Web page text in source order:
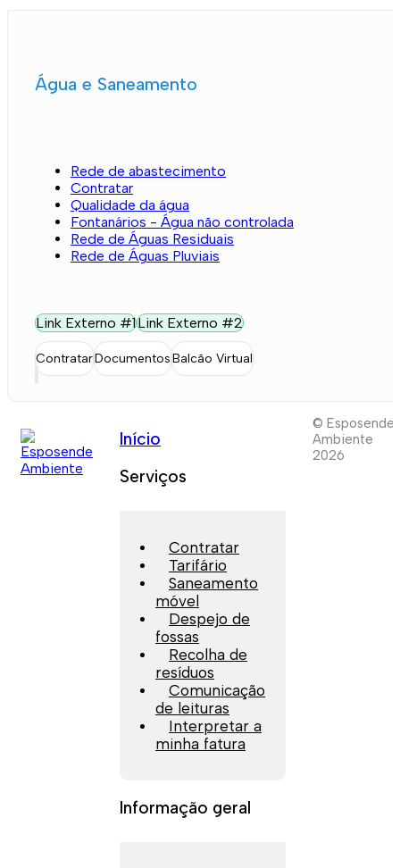
Água e Saneamento
Rede de abastecimento
Contratar
Qualidade da água
Fontanários - Água não controlada
Rede de Águas Residuais
Rede de Águas Pluviais
Link Externo #1Link Externo #2
ContratarDocumentosBalcão Virtual
Início
Serviços
Contratar
Tarifário
Saneamento
móvel
Despejo de
fossas
Recolha de
resíduos
Comunicação
de leituras
Interpretar a
minha fatura
Informação geral
© Esposende
Ambiente
2026